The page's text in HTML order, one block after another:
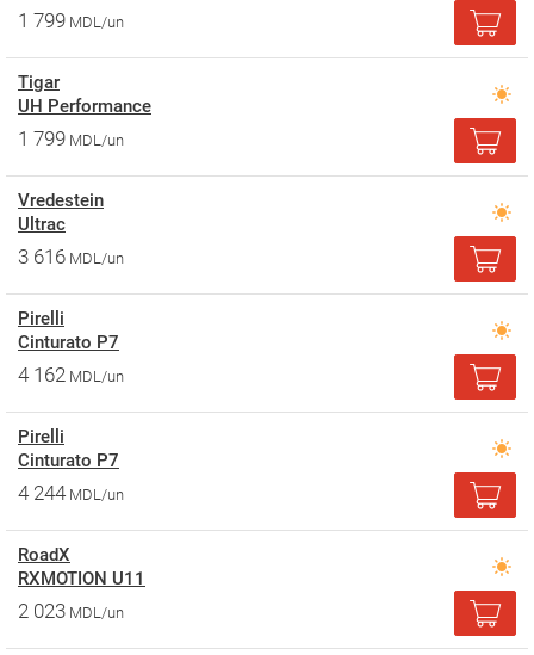
1 799 MDL/un
Tigar
UH Performance
1 799 MDL/un
Vredestein
Ultrac
3 616 MDL/un
Pirelli
Cinturato P7
4 162 MDL/un
Pirelli
Cinturato P7
4 244 MDL/un
RoadX
RXMOTION U11
2 023 MDL/un